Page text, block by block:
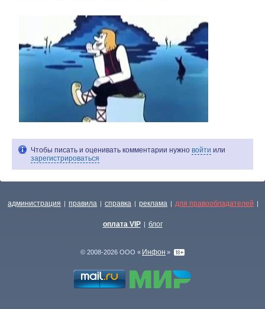
Чтобы писать и оценивать комментарии нужно войти или
зарегистрироваться
администрация | правила | справка | реклама | для правообладателей |
оплата VIP | блог
© 2008-2026 ООО « Инфон »